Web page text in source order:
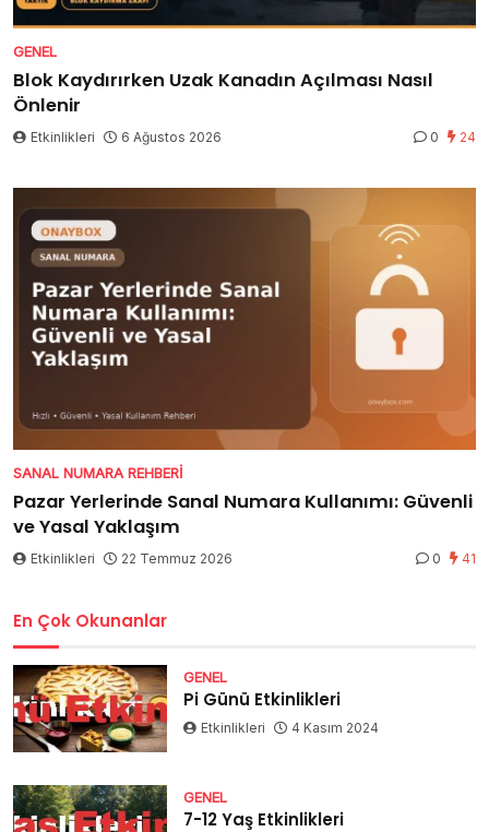
GENEL
Blok Kaydırırken Uzak Kanadın Açılması Nasıl
Önlenir
Etkinlikleri 6 Ağustos 2026 0 24
SANAL NUMARA REHBERI
Pazar Yerlerinde Sanal Numara Kullanımı: Güvenli
ve Yasal Yaklaşım
Etkinlikleri 22 Temmuz 2026 0 41
En Çok Okunanlar
GENEL
Pi Günü Etkinlikleri
Etkinlikleri 4 Kasım 2024
GENEL
7-12 Yaş Etkinlikleri